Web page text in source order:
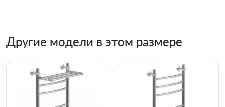
Другие модели в этом размере